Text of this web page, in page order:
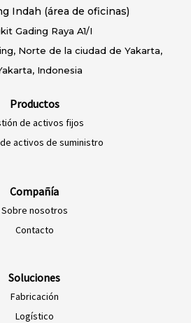
Indah (área de oficinas)
Gading Raya A1/I
Norte de la ciudad de Yakarta,
Indonesia
Productos
de activos fijos
activos de suministro
Compañía
Sobre nosotros
Contacto
Soluciones
Fabricación
Logístico